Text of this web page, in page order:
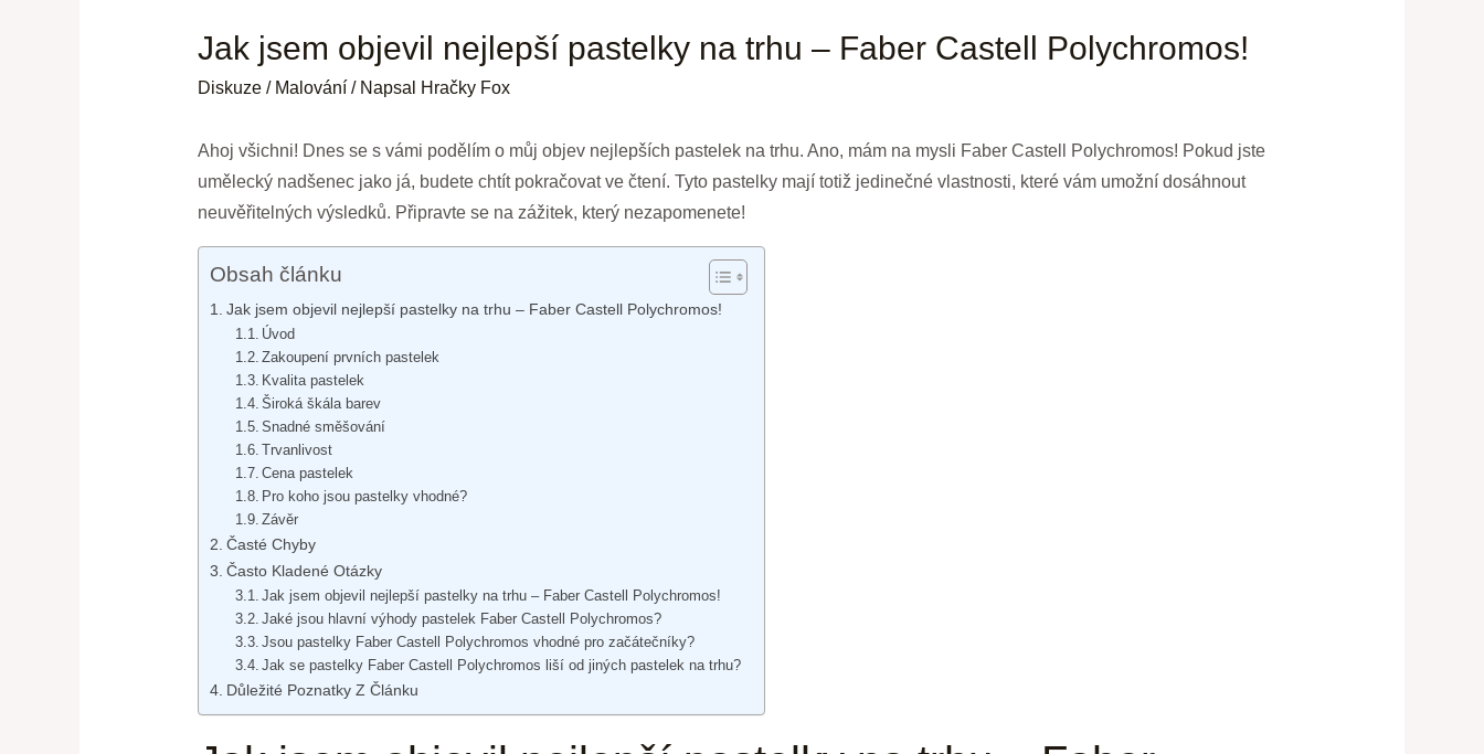
Jak jsem objevil nejlepší pastelky na trhu – Faber Castell Polychromos!
Diskuze / Malování/ Napsal Hračky Fox
Ahoj všichni! Dnes se s vámi podělím o můj objev nejlepších pastelek na trhu. Ano, mám na mysli Faber Castell Polychromos! Pokud jste
umělecký nadšenec jako já, budete chtít pokračovat ve čtení. Tyto pastelky mají totiž jedinečné vlastnosti, které vám umožní dosáhnout
neuvěřitelných výsledků. Připravte se na zážitek, který nezapomenete!
Obsah článku
Jak jsem objevil nejlepší pastelky na trhu – Faber Castell Polychromos!
Úvod
Zakoupení prvních pastelek
Kvalita pastelek
Široká škála barev
Snadné směšování
Trvanlivost
Cena pastelek
Pro koho jsou pastelky vhodné?
Závěr
Časté Chyby
Často Kladené Otázky
Jak jsem objevil nejlepší pastelky na trhu – Faber Castell Polychromos!
Jaké jsou hlavní výhody pastelek Faber Castell Polychromos?
Jsou pastelky Faber Castell Polychromos vhodné pro začátečníky?
Jak se pastelky Faber Castell Polychromos liší od jiných pastelek na trhu?
Důležité Poznatky Z Článku